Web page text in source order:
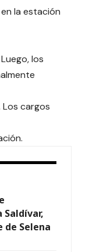
la estación
los
Los cargos
Saldívar,
de Selena